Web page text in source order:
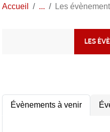
Accueil Les
LES
Évènements à venir